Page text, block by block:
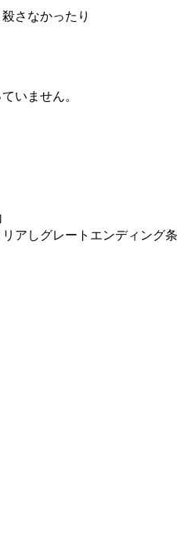
さなかったり
いません。
アしグレートエンディング